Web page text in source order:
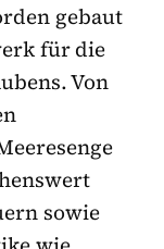
gebaut
für die
Von
sowie